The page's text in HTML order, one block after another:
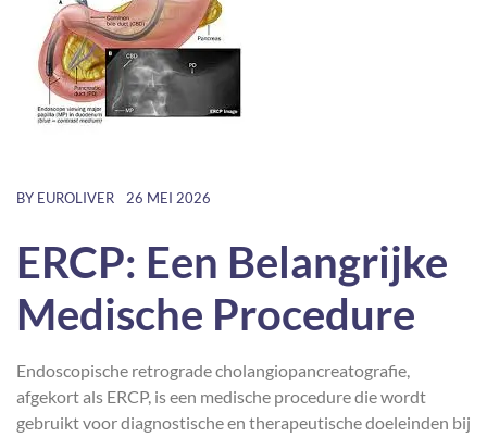
BY EUROLIVER 26 MEI 2026
ERCP: Een Belangrijke
Medische Procedure
Endoscopische retrograde cholangiopancreatografie,
afgekort als ERCP, is een medische procedure die wordt
gebruikt voor diagnostische en therapeutische doeleinden bij